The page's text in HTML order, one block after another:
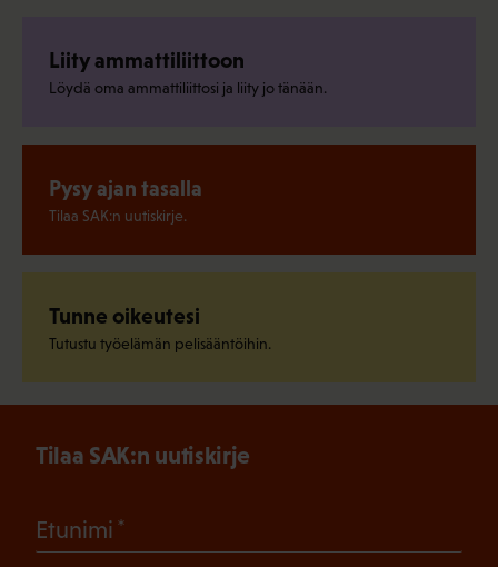
Liity ammattiliittoon
Löydä oma ammattiliittosi ja liity jo tänään.
Pysy ajan tasalla
Tilaa SAK:n uutiskirje.
Tunne oikeutesi
Tutustu työelämän pelisääntöihin.
Tilaa SAK:n uutiskirje
Etunimi